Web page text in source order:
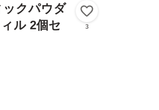
クパウダ
ル 2個セ
3